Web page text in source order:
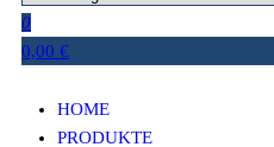
0
0,00 €
HOME
PRODUKTE